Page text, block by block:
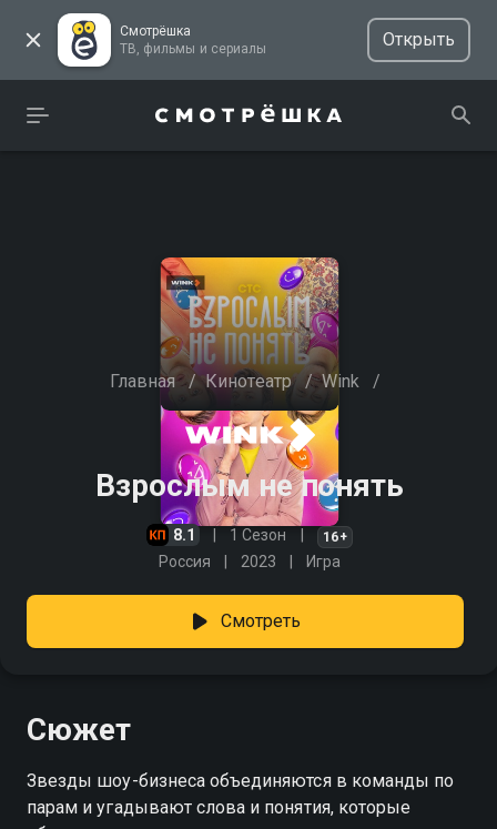
Смотрёшка
ТВ, фильмы и сериалы
Открыть
Главная / Кинотеатр / Wink /
Взрослым не понять
8.1 1 Сезон 16+
Россия 2023 Игра
Смотреть
Сюжет
Звезды шоу-бизнеса объединяются в команды по
парам и угадывают слова и понятия, которые